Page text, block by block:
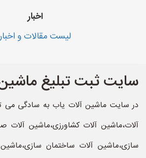
اخبار
لیست مقالات و اخبار
سایت ثبت تبلیغ
در سایت ماشین آلات یاب به سادگی می
آلات،ماشین آلات کشاورزی،ماشین آلات
سازی،ماشین آلات ساختمان